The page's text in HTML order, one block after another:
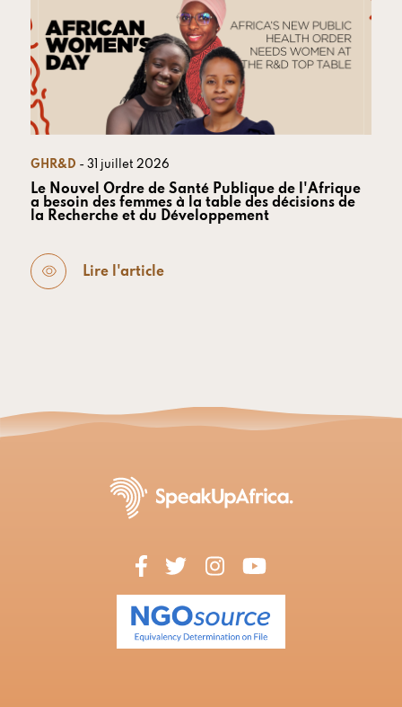
GHR&D - 31 juillet 2026
Le Nouvel Ordre de Santé Publique de l'Afrique
a besoin des femmes à la table des décisions de
la Recherche et du Développement
Lire l'article